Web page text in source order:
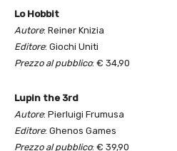
Lo Hobbit
Autore: Reiner Knizia
Editore: Giochi Uniti
Prezzo al pubblico: € 34,90
Lupin the 3rd
Autore: Pierluigi Frumusa
Editore: Ghenos Games
Prezzo al pubblico: € 39,90